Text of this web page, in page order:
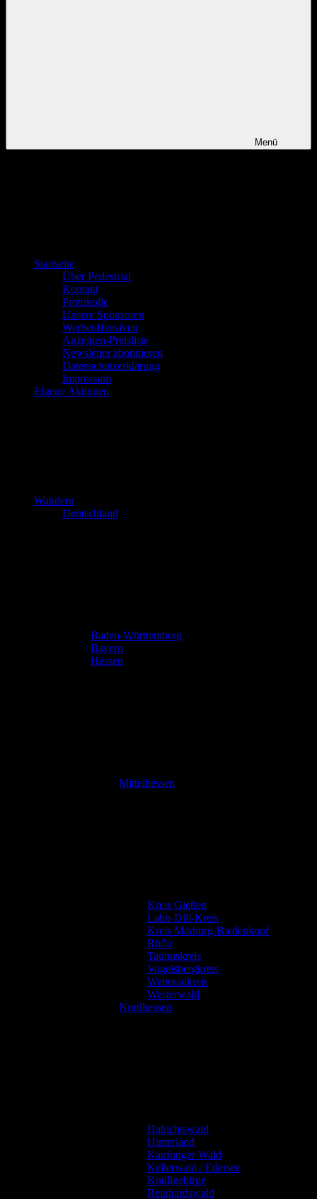
Menü
Startseite
Über Pedestrial
Kontakt
Protokolle
Unsere Sponsoren
Werbeoffensiven
Anzeigen-Preisliste
Newsletter abonnieren
Datenschutzerklärung
Impressum
Eigene Aktionen
Wandern
Deutschland
Baden-Württemberg
Bayern
Hessen
Mittelhessen
Kreis Gießen
Lahn-Dill-Kreis
Kreis Marburg-Biedenkopf
Rhön
Taunuskreis
Vogelsbergkreis
Wetteraukreis
Westerwald
Nordhessen
Habichtswald
Hinterland
Kaufunger Wald
Kellerwald / Edersee
Knüllgebirge
Reinhardswald